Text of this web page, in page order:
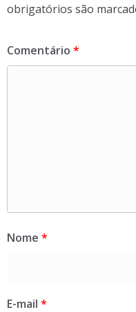
obrigatórios são
Comentário *
Nome *
E-mail *